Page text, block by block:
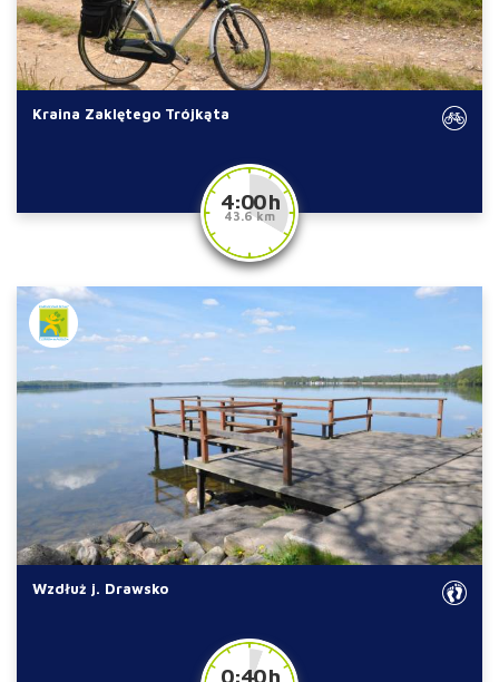
Kraina Zaklętego Trójkąta
4:00 h
43.6 km
Wzdłuż j. Drawsko
0:40 h